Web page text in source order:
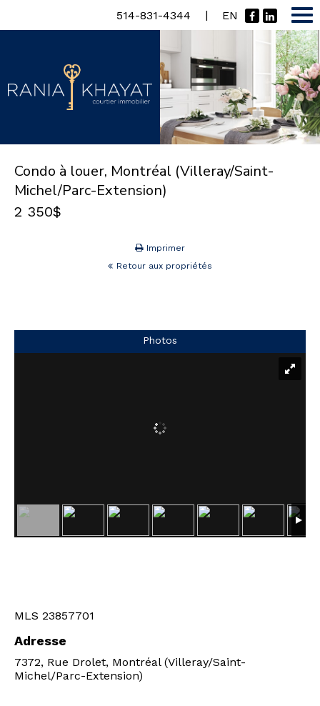
514-831-4344 | EN
Condo à louer, Montréal (Villeray/Saint-
Michel/Parc-Extension)
2 350$
Imprimer
Retour aux propriétés
Photos
MLS 23857701
Adresse
7372, Rue Drolet, Montréal (Villeray/Saint-
Michel/Parc-Extension)